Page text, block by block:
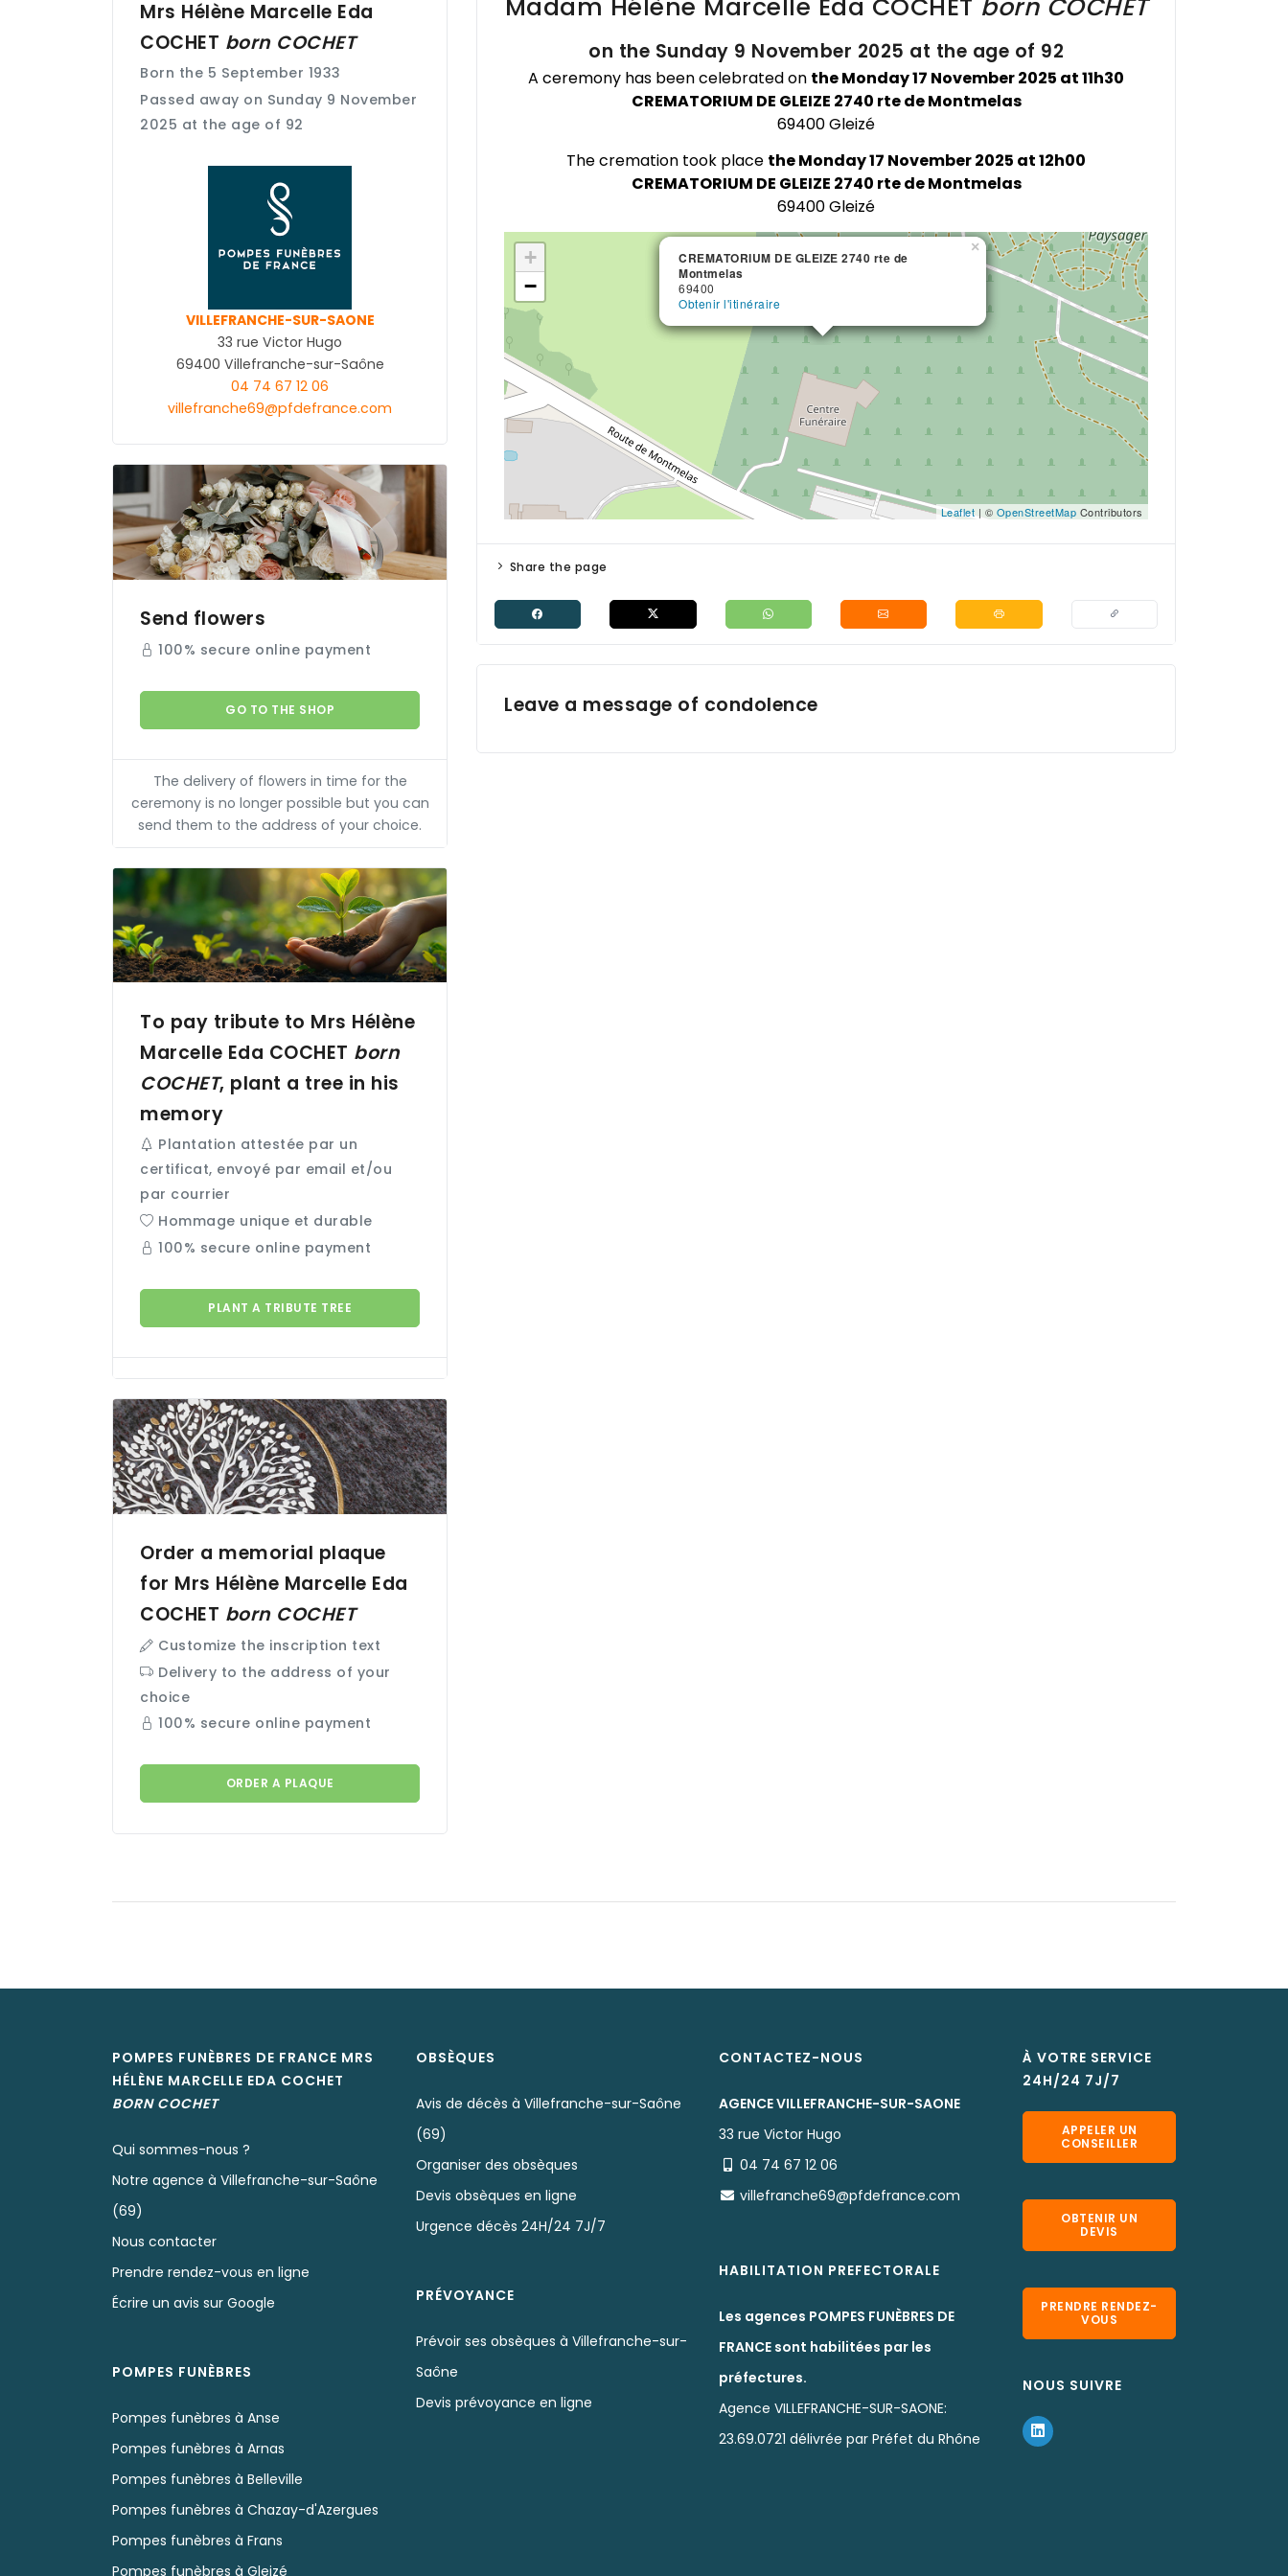
Mrs Hélène Marcelle Eda
COCHET born COCHET
Born the 5 September 1933
Passed away on Sunday 9 November
2025 at the age of 92
VILLEFRANCHE-SUR-SAONE
33 rue Victor Hugo
69400 Villefranche-sur-Saône
04 74 67 12 06
villefranche69@pfdefrance.com
Send flowers
100% secure online payment
GO TO THE SHOP
The delivery of flowers in time for the
ceremony is no longer possible but you can
send them to the address of your choice.
To pay tribute to Mrs Hélène
Marcelle Eda COCHET born
COCHET, plant a tree in his
memory
Plantation attestée par un
certificat, envoyé par email et/ou
par courrier
Hommage unique et durable
100% secure online payment
PLANT A TRIBUTE TREE
Order a memorial plaque
for Mrs Hélène Marcelle Eda
COCHET born COCHET
Customize the inscription text
Delivery to the address of your
choice
100% secure online payment
ORDER A PLAQUE
Madam Hélène Marcelle Eda COCHET born COCHET
on the Sunday 9 November 2025 at the age of 92
A ceremony has been celebrated on the Monday 17 November 2025 at 11h30
CREMATORIUM DE GLEIZE 2740 rte de Montmelas
69400 Gleizé
The cremation took place the Monday 17 November 2025 at 12h00
CREMATORIUM DE GLEIZE 2740 rte de Montmelas
69400 Gleizé
CREMATORIUM DE GLEIZE 2740 rte de
Montmelas
69400
Obtenir l'itinéraire
×
CREMATORIUM DE GLEIZE 2740 rte de
Montmelas
69400
Obtenir l'itinéraire
×
+
−
Leaflet | © OpenStreetMap Contributors
Share the page
Leave a message of condolence
POMPES FUNÈBRES DE FRANCE MRS
HÉLÈNE MARCELLE EDA COCHET
BORN COCHET
Qui sommes-nous ?
Notre agence à Villefranche-sur-Saône
(69)
Nous contacter
Prendre rendez-vous en ligne
Écrire un avis sur Google
POMPES FUNÈBRES
Pompes funèbres à Anse
Pompes funèbres à Arnas
Pompes funèbres à Belleville
Pompes funèbres à Chazay-d'Azergues
Pompes funèbres à Frans
Pompes funèbres à Gleizé
OBSÈQUES
Avis de décès à Villefranche-sur-Saône
(69)
Organiser des obsèques
Devis obsèques en ligne
Urgence décès 24H/24 7J/7
PRÉVOYANCE
Prévoir ses obsèques à Villefranche-sur-
Saône
Devis prévoyance en ligne
CONTACTEZ-NOUS
AGENCE VILLEFRANCHE-SUR-SAONE
33 rue Victor Hugo
04 74 67 12 06
villefranche69@pfdefrance.com
HABILITATION PREFECTORALE
Les agences POMPES FUNÈBRES DE
FRANCE sont habilitées par les
préfectures.
Agence VILLEFRANCHE-SUR-SAONE:
23.69.0721 délivrée par Préfet du Rhône
À VOTRE SERVICE
24H/24 7J/7
APPELER UN
CONSEILLER
OBTENIR UN
DEVIS
PRENDRE RENDEZ-
VOUS
NOUS SUIVRE